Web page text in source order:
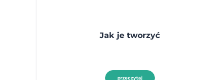
Jak je tworzyć
przeczytaj